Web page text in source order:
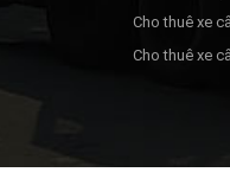
Cho thuê xe
Cho thuê xe